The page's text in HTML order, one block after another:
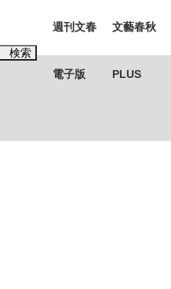
検索
週刊文春
電子版
文藝春秋
PLUS